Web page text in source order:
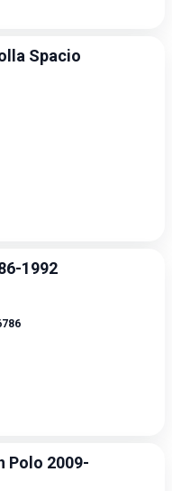
Spacio
1992
Polo 2009-